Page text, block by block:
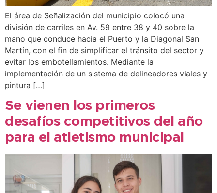
El área de Señalización del municipio colocó una
división de carriles en Av. 59 entre 38 y 40 sobre la
mano que conduce hacia el Puerto y la Diagonal San
Martín, con el fin de simplificar el tránsito del sector y
evitar los embotellamientos. Mediante la
implementación de un sistema de delineadores viales y
pintura […]
Se vienen los primeros
desafíos competitivos del año
para el atletismo municipal